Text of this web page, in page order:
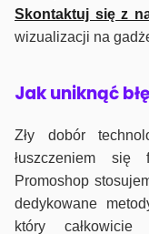
Skontaktuj się z
wizualizacji na
Jak uniknąć
Zły dobór
łuszczeniem
Promoshop
dedykowane
który całkowicie